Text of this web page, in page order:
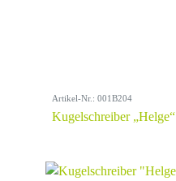
Artikel-Nr.: 001B204
Kugelschreiber „Helge“